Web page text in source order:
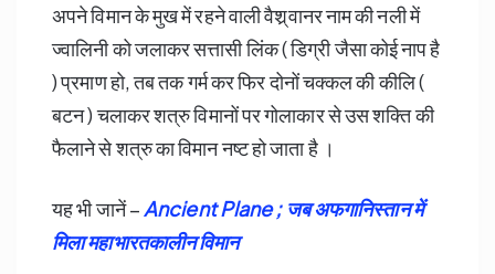
अपने विमान के मुख में रहने वाली वैश्र्‌वानर नाम की नली में
ज्वालिनी को जलाकर सत्तासी लिंक ( डिग्री जैसा कोई नाप है
) प्रमाण हो, तब तक गर्म कर फिर दोनों चक्कल की कीलि (
बटन ) चलाकर शत्रु विमानों पर गोलाकार से उस शक्ति की
फैलाने से शत्रु का विमान नष्ट हो जाता है ।
यह भी जानें –Ancient Plane ; जब अफगानिस्तान में
मिला महाभारतकालीन विमान